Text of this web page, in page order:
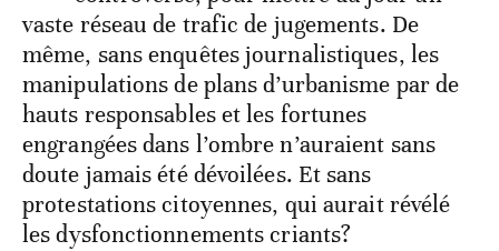
vaste réseau de trafic de jugements. De
même, sans enquêtes journalistiques, les
manipulations de plans d’urbanisme par de
hauts responsables et les fortunes
engrangées dans l’ombre n’auraient sans
doute jamais été dévoilées. Et sans
protestations citoyennes, qui aurait révélé
les dysfonctionnements criants?